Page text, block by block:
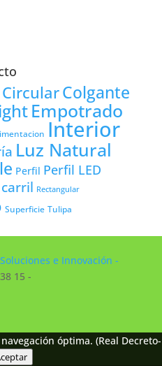
CircularColgante
Empotrado
Interior
Luz Natural
Perfil Perfil LED
Rectangular
Superficie Tulipa
e Innovación -
15 -
óptima. (Real Decreto-